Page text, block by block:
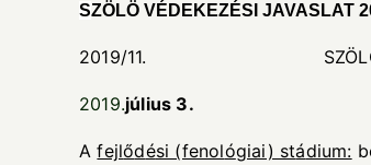
SZÖLÖ VÉDEKEZÉSI JAVASLAT
2019/11. SZÖLÖ
2019.július 3.
Afejlődési (fenológiai) stádium: